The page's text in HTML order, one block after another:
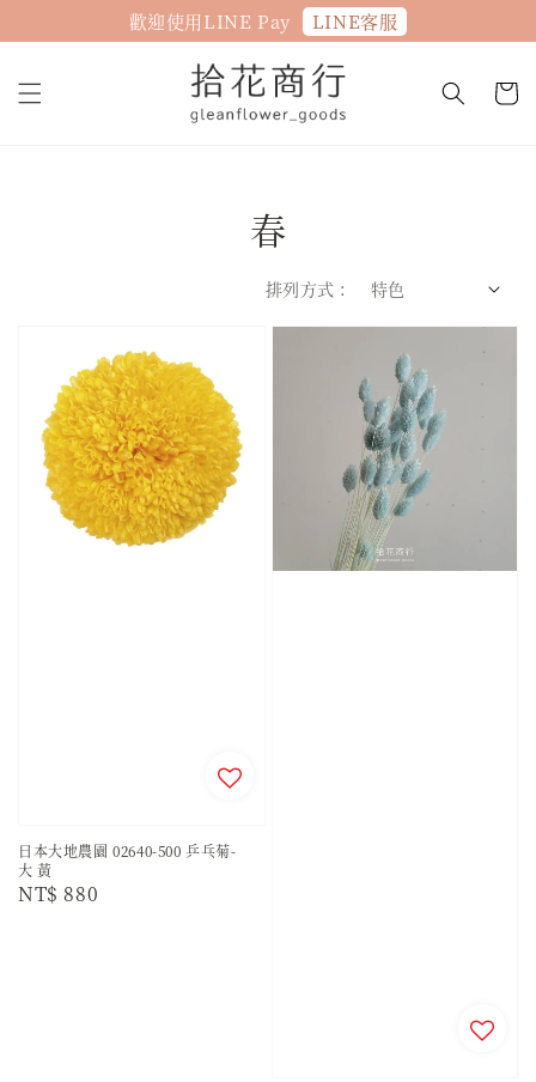
歡迎使用LINE Pay LINE客服
春
排列方式 :
日本大地農園 02640-500 乒乓菊-
大 黃
Regular
NT$ 880